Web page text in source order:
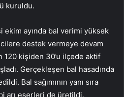
kuruldu.
ekim ayında bal verimi yüksek
destek vermeye devam
120 kişiden 30’u ilçede aktif
Gerçekleşen bal hasadında
Bal sağımının yanı sıra
arı eserleri de üretildi.